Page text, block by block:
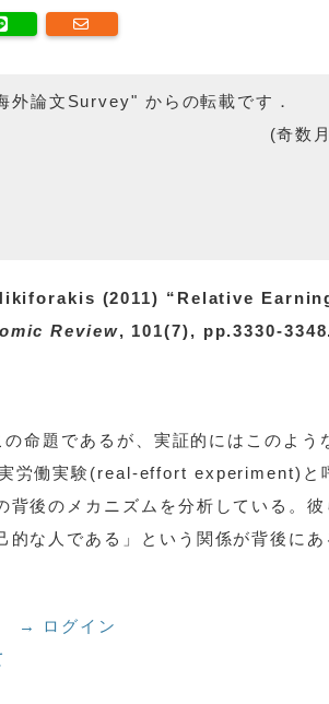
外論文Survey" からの転載です．
(奇数
(2011) “Relative
Review, 101(7), pp.3330-
命題であるが、実証的にはこのよう
労働実験(real-effort experiment)と
後のメカニズムを分析している。彼
的な人である」という関係が背後に
→ ログイン